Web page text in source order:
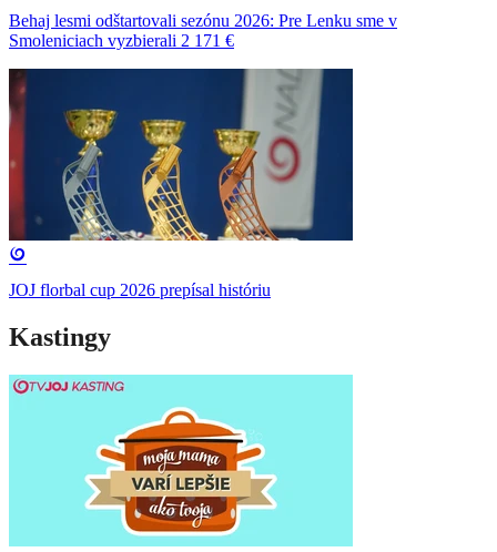
Behaj lesmi odštartovali sezónu 2026: Pre Lenku sme v
Smoleniciach vyzbierali 2 171 €
JOJ florbal cup 2026 prepísal históriu
Kastingy